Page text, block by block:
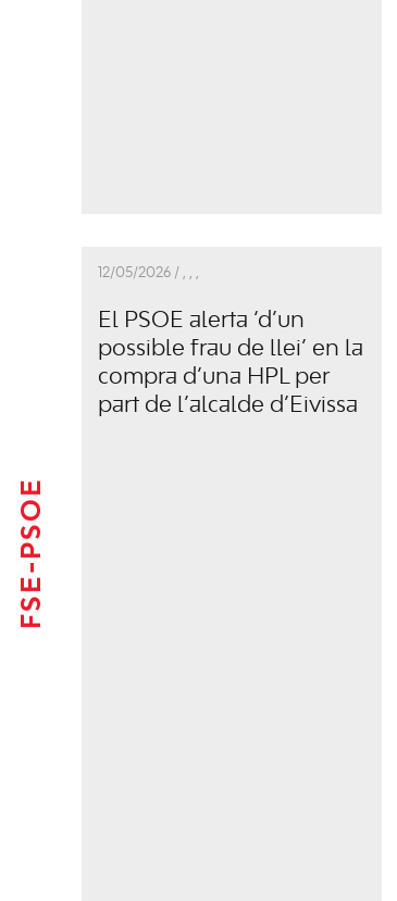
FSE-PSOE
12/05/2026 / , , ,
El PSOE alerta ‘d’un
possible frau de llei’ en la
compra d’una HPL per
part de l’alcalde d’Eivissa